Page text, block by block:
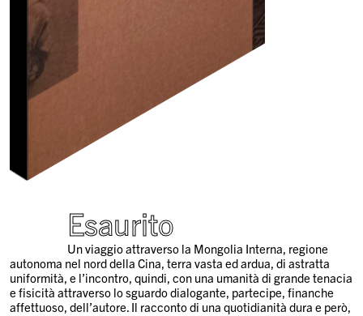
Esaurito
Un viaggio attraverso la Mongolia Interna, regione
autonoma nel nord della Cina, terra vasta ed ardua, di astratta
uniformità, e l’incontro, quindi, con una umanità di grande tenacia
e fisicità attraverso lo sguardo dialogante, partecipe, finanche
affettuoso, dell’autore. Il racconto di una quotidianità dura e però,